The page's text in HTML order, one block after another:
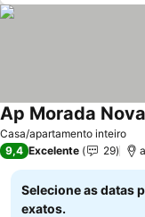
Casa/apartamento inteiro
Ap Morada Nova
9,4 Excelente 29
Selecione as datas
exatos.